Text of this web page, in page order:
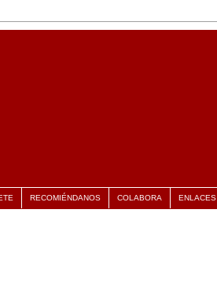
RECOMIÉNDANOS COLABORA ENLACES